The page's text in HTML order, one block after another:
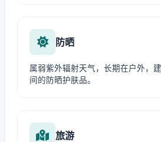
防晒
属弱紫外辐射天气，长期在户外，
间的防晒护肤品。
旅游